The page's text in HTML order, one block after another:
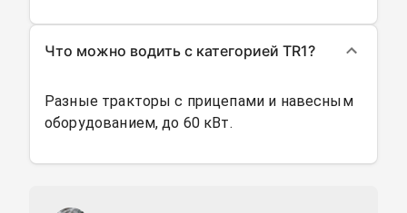
Что можно водить с категорией TR1?
Разные тракторы с прицепами и навесным
оборудованием, до 60 кВт.